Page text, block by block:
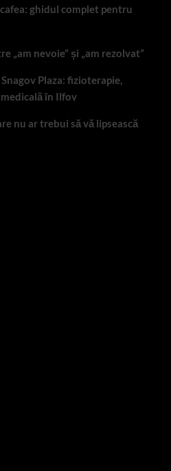
ghidul complet pentru
„am nevoie” și „am rezolvat”
Plaza: fizioterapie,
în Ilfov
nu ar trebui să vă lipsească